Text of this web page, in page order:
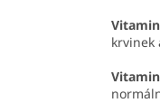
krvinek